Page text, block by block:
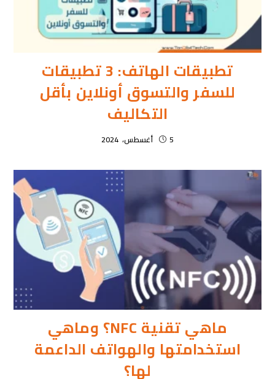
تطبيقات الهاتف: 3 تطبيقات
للسفر والتسوق أونلاين بأقل
التكاليف
5 أغسطس، 2024
ماهي تقنية NFC؟ وماهي
استخدامتها والهواتف الداعمة
لها؟